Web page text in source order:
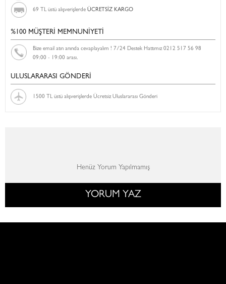
69 TL üstü alışverişlerde ÜCRETSİZ KARGO
%100 MÜŞTERİ MEMNUNİYETİ
Bize email atın anında cevaplayalım ! 7/24 Destek Hattımız 0212 517 56 98
09:00 - 19:00 arası.
ULUSLARARASI GÖNDERİ
1500 TL üstü alışverişlerde Ücretsiz Uluslararası Gönderi
Henüz Yorum Yapılmamış
YORUM YAZ